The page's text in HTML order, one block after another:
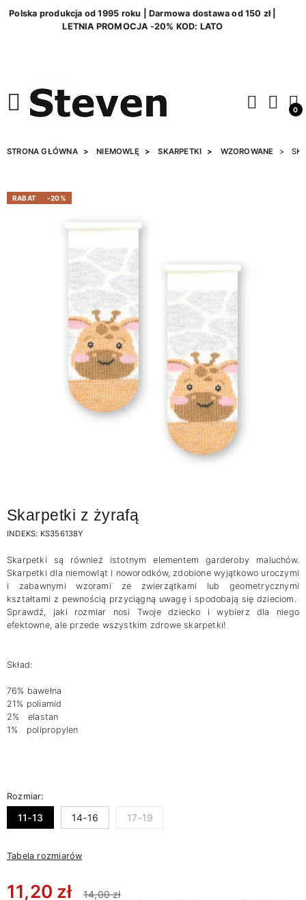
Polska produkcja od 1995 roku | Darmowa dostawa od 150 zł |
LETNIA PROMOCJA -20% KOD: LATO
0
STRONA GŁÓWNA NIEMOWLĘ SKARPETKI WZOROWANE
RABAT -20%
Skarpetki z żyrafą
INDEKS: KS356138Y
Skarpetki są również istotnym elementem garderoby maluchów.
Skarpetki dla niemowląt i noworodków, zdobione wyjątkowo uroczymi
i zabawnymi wzorami ze zwierzątkami lub geometrycznymi
kształtami z pewnością przyciągną uwagę i spodobają się dzieciom.
Sprawdź, jaki rozmiar nosi Twoje dziecko i wybierz dla niego
efektowne, ale przede wszystkim zdrowe skarpetki!
Skład:
76% bawełna
21% poliamid
2% elastan
1% polipropylen
Rozmiar:
11-13 14-16 17-19
Tabela rozmiarów
11,20 zł 14,00 zł